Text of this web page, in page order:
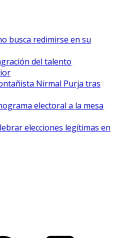
busca redimirse en su
del talento
Nirmal Purja tras
electoral a la mesa
elecciones legítimas en